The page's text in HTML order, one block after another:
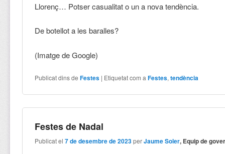
Llorenç… Potser casualitat o un a nova tendència.
De botellot a les baralles?
(Imatge de Google)
Publicat dins de Festes | Etiquetat com a Festes,tendència
Festes de Nadal
Publicat el7 de desembre de 2023 perJaume Soler, Equip de